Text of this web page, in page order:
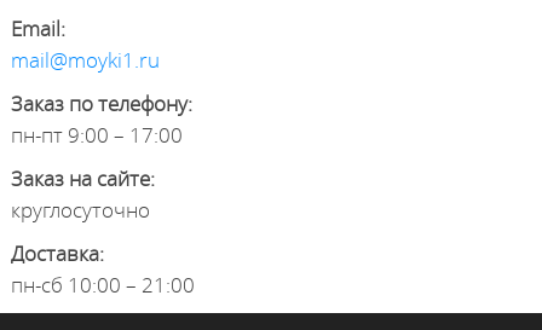
Email:
mail@moyki1.ru
Заказ по телефону:
пн-пт 9:00 – 17:00
Заказ на сайте:
круглосуточно
Доставка:
пн-сб 10:00 – 21:00